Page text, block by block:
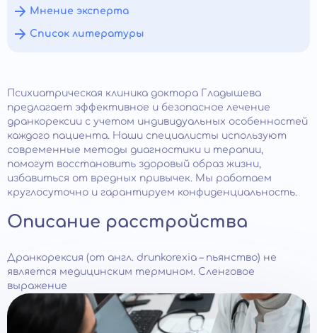
Мнение эксперта
Список литературы
Психиатрическая клиника доктора Гладышева
предлагает эффективное и безопасное лечение
дранкорексии с учетом индивидуальных особенностей
каждого пациента. Наши специалисты используют
современные методы диагностики и терапии,
помогут восстановить здоровый образ жизни,
избавиться от вредных привычек. Мы работаем
круглосуточно и гарантируем конфиденциальность.
Описание расстройства
Дранкорексия (от англ. drunkorexia – пьянство) не
является медицинским термином. Сленговое
выражение